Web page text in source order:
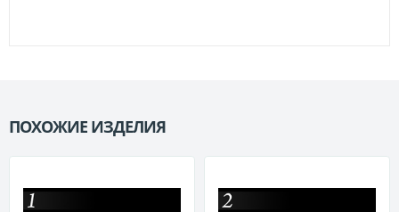
ПОХОЖИЕ ИЗДЕЛИЯ